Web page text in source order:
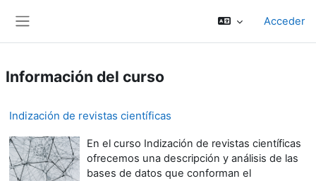
Acceder
Información del curso
Indización de revistas científicas
En el curso Indización de revistas científicas
ofrecemos una descripción y análisis de las
bases de datos que conforman el